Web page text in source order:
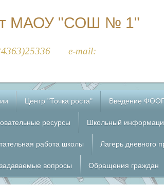
МАОУ "СОШ № 1"
e-mail:
Центр "Точка роста" Введение
ресурсы Школьный
работа школы Лагерь дневного
вопросы Обращения граждан